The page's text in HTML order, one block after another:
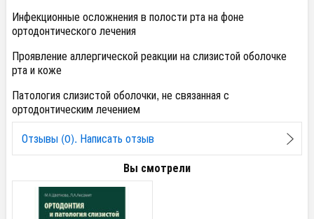
Инфекционные осложнения в полости рта на фоне
ортодонтического лечения
Проявление аллергической реакции на слизистой оболочке
рта и коже
Патология слизистой оболочки, не связанная с
ортодонтическим лечением
Отзывы (0). Написать отзыв
Вы смотрели